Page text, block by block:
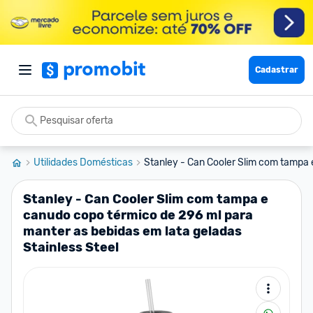
Cadastrar
Utilidades Domésticas Stanley - Can Cooler Slim com tampa
Stanley - Can Cooler Slim com tampa e
canudo copo térmico de 296 ml para
manter as bebidas em lata geladas
Stainless Steel